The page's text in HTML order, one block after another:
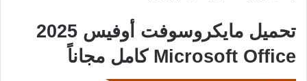
تحميل مايكروسوفت أوفيس 2025
Microsoft Office كامل مجاناً